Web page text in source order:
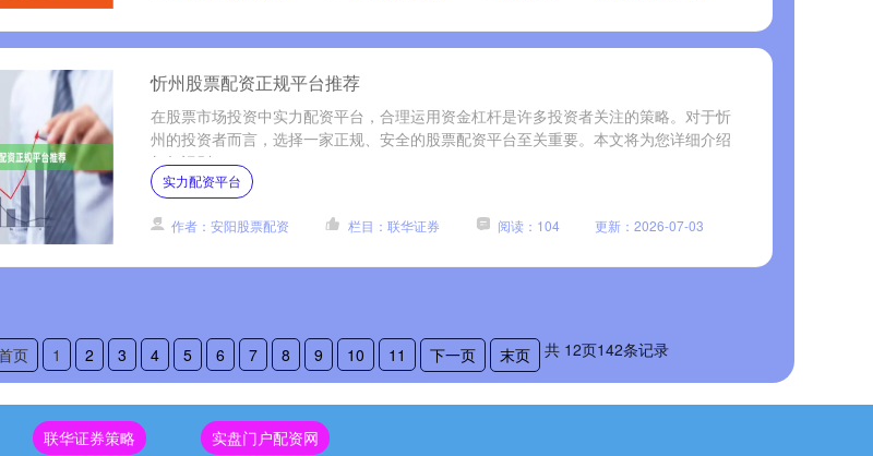
忻州股票配资正规平台推荐
在股票市场投资中实力配资平台，合理运用资金杠杆是许多投资者关注的策略。对于忻
州的投资者而言，选择一家正规、安全的股票配资平台至关重要。本文将为您详细介绍
如何识别....
实力配资平台
作者：安阳股票配资 栏目：联华证券 阅读：104 更新：2026-07-03
页 1 2 3 4 5 6 7 8 9 10 11 下一页 末页 共 12页142条记录
联华证券策略 实盘门户配资网